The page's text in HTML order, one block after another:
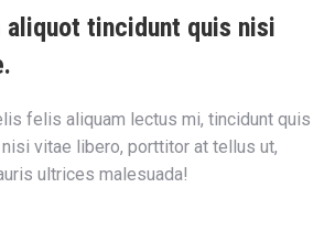
aliquot tincidunt quis nisi
felis aliquam lectus mi, tincidunt quis
vitae libero, porttitor at tellus ut,
ultrices malesuada!